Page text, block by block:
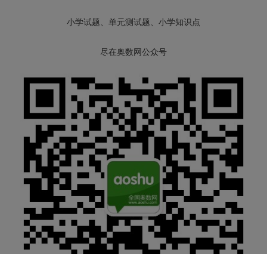
小学试题、单元测试题、小学知识点
尽在奥数网公众号